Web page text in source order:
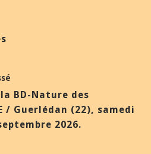
BD-Nature des
/ Guerlédan (22), samedi
2026.